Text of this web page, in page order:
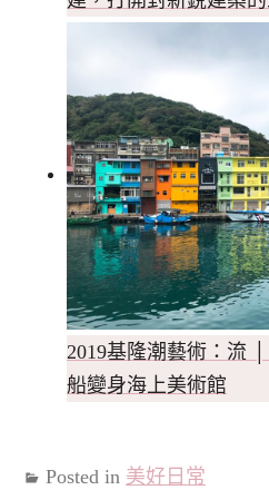
2019基隆潮藝術：流
船變身海上美術館
Posted in 美好日常